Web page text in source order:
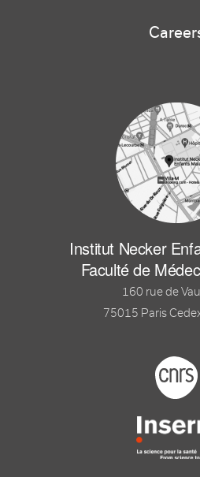
Institut Necker
Faculté de
160 rue de
75015 Paris
Footer logo tutelles